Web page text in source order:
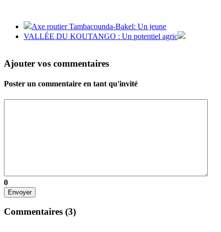
Axe routier Tambacounda-Bakel: Un jeune
VALLÉE DU KOUTANGO : Un potentiel agric
Ajouter vos commentaires
Poster un commentaire en tant qu'invité
0
Envoyer
Commentaires (3)